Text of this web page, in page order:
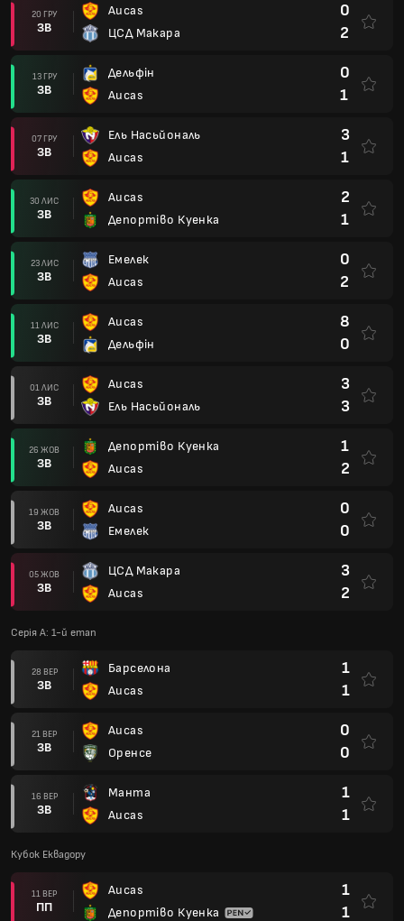
20 ГРУ
ЗВ
Aucas
ЦСД Макара
0
2
13 ГРУ
ЗВ
Дельфін
Aucas
0
1
07 ГРУ
ЗВ
Ель Насьйональ
Aucas
3
1
30 ЛИС
ЗВ
Aucas
Депортіво Куенка
2
1
23 ЛИС
ЗВ
Емелек
Aucas
0
2
11 ЛИС
ЗВ
Aucas
Дельфін
8
0
01 ЛИС
ЗВ
Aucas
Ель Насьйональ
3
3
26 ЖОВ
ЗВ
Депортіво Куенка
Aucas
1
2
19 ЖОВ
ЗВ
Aucas
Емелек
0
0
05 ЖОВ
ЗВ
ЦСД Макара
Aucas
3
2
Серія А: 1-й етап
28 ВЕР
ЗВ
Барселона
Aucas
1
1
21 ВЕР
ЗВ
Aucas
Оренсе
0
0
16 ВЕР
ЗВ
Манта
Aucas
1
1
Кубок Еквадору
11 ВЕР
ПП
Aucas
Депортіво Куенка
1
1